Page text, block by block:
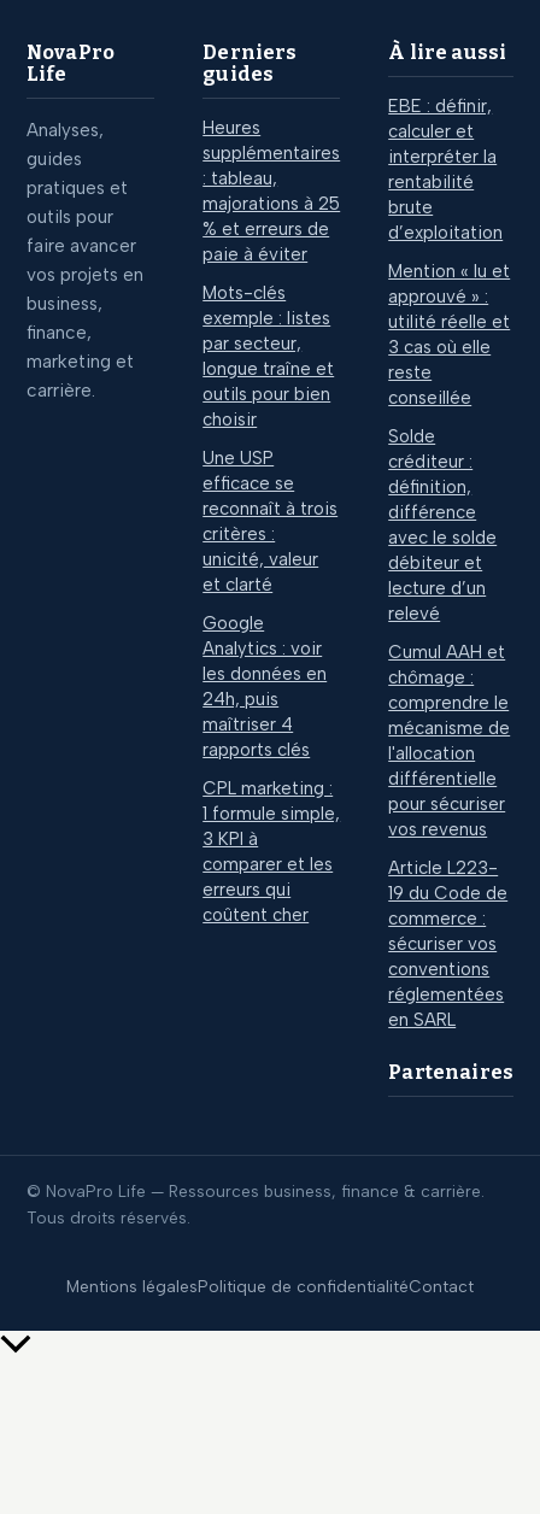
NovaPro
Life
Analyses,
guides
pratiques et
outils pour
faire avancer
vos projets en
business,
finance,
marketing et
carrière.
Derniers
guides
Heures
supplémentaires
: tableau,
majorations à 25
% et erreurs de
paie à éviter
Mots-clés
exemple : listes
par secteur,
longue traîne et
outils pour bien
choisir
Une USP
efficace se
reconnaît à trois
critères :
unicité, valeur
et clarté
Google
Analytics : voir
les données en
24h, puis
maîtriser 4
rapports clés
CPL marketing :
1 formule simple,
3 KPI à
comparer et les
erreurs qui
coûtent cher
À lire aussi
EBE : définir,
calculer et
interpréter la
rentabilité
brute
d’exploitation
Mention « lu et
approuvé » :
utilité réelle et
3 cas où elle
reste
conseillée
Solde
créditeur :
définition,
différence
avec le solde
débiteur et
lecture d’un
relevé
Cumul AAH et
chômage :
comprendre le
mécanisme de
l'allocation
différentielle
pour sécuriser
vos revenus
Article L223-
19 du Code de
commerce :
sécuriser vos
conventions
réglementées
en SARL
Partenaires
© NovaPro Life — Ressources business, finance & carrière.
Tous droits réservés.
Mentions légalesPolitique de confidentialitéContact